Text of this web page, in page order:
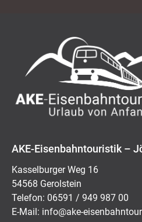
AKE-Eisenbahntouristik –
Kasselburger Weg 16
54568 Gerolstein
Telefon: 06591 / 949 987 00
E-Mail: ed.kitsiruotnhabnesie-